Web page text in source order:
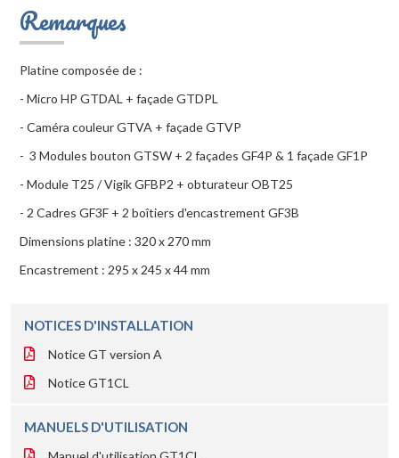
Remarques
Platine composée de :
- Micro HP GTDAL + façade GTDPL
- Caméra couleur GTVA + façade GTVP
- 3 Modules bouton GTSW + 2 façades GF4P & 1 façade GF1P
- Module T25 / Vigik GFBP2 + obturateur OBT25
- 2 Cadres GF3F + 2 boîtiers d'encastrement GF3B
Dimensions platine : 320 x 270 mm
Encastrement : 295 x 245 x 44 mm
NOTICES D'INSTALLATION
Notice GT version A
Notice GT1CL
MANUELS D'UTILISATION